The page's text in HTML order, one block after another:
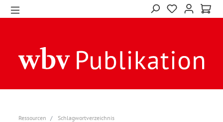
Ressourcen Schlagwortverzeichnis